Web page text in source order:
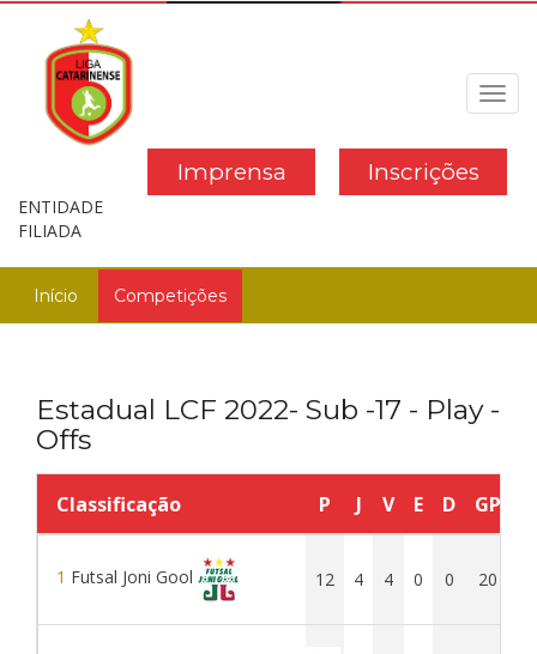
Inscrições
Imprensa
ENTIDADE
FILIADA
Início Competições
Estadual LCF 2022- Sub -17 - Play -
Offs
Classificação P J V E D GP
1 Futsal Joni Gool 12 4 4 0 0 20